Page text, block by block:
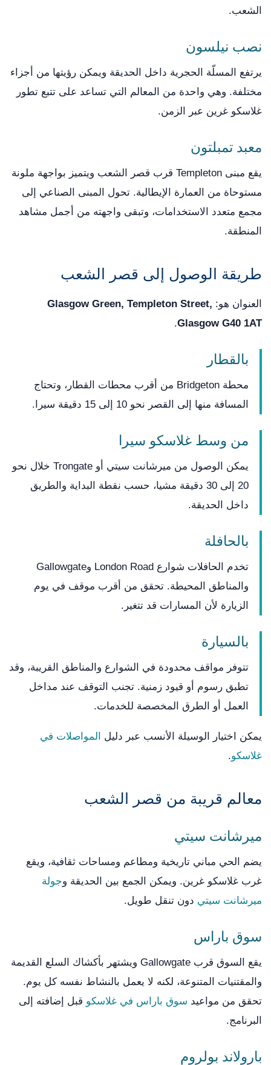
الشعب.
نصب نيلسون
يرتفع المسلّة الحجرية داخل الحديقة ويمكن رؤيتها من أجزاء
مختلفة. وهي واحدة من المعالم التي تساعد على تتبع تطور
غلاسكو غرين عبر الزمن.
معبد تمبلتون
يقع مبنى Templeton قرب قصر الشعب ويتميز بواجهة ملونة
مستوحاة من العمارة الإيطالية. تحول المبنى الصناعي إلى
مجمع متعدد الاستخدامات، وتبقى واجهته من أجمل مشاهد
المنطقة.
طريقة الوصول إلى قصر الشعب
العنوان هو: Glasgow Green, Templeton Street,
Glasgow G40 1AT
.
بالقطار
محطة Bridgeton من أقرب محطات القطار، وتحتاج
المسافة منها إلى القصر نحو 10 إلى 15 دقيقة سيرا.
من وسط غلاسكو سيرا
يمكن الوصول من ميرشانت سيتي أو Trongate خلال نحو
20 إلى 30 دقيقة مشيا، حسب نقطة البداية والطريق
داخل الحديقة.
بالحافلة
تخدم الحافلات شوارع London Road وGallowgate
والمناطق المحيطة. تحقق من أقرب موقف في يوم
الزيارة لأن المسارات قد تتغير.
بالسيارة
تتوفر مواقف محدودة في الشوارع والمناطق القريبة، وقد
تطبق رسوم أو قيود زمنية. تجنب التوقف عند مداخل
العمل أو الطرق المخصصة للخدمات.
يمكن اختيار الوسيلة الأنسب عبر دليل
المواصلات في
غلاسكو.
معالم قريبة من قصر الشعب
ميرشانت سيتي
يضم الحي مباني تاريخية ومطاعم ومساحات ثقافية، ويقع
غرب غلاسكو غرين. ويمكن الجمع بين الحديقة وجولة
ميرشانت سيتي دون تنقل طويل.
سوق باراس
يقع السوق قرب Gallowgate ويشتهر بأكشاك السلع القديمة
والمقتنيات المتنوعة، لكنه لا يعمل بالنشاط نفسه كل يوم.
تحقق من مواعيد سوق باراس في غلاسكو قبل إضافته إلى
البرنامج.
بارولاند بولروم